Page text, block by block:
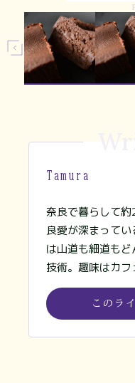
Tamura
奈良で暮らして
良愛が深まって
は山道も細道も
技術。趣味はカフ
このラ